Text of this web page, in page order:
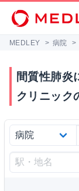
MEDLEY > 病院 >
間質性肺炎
クリニック